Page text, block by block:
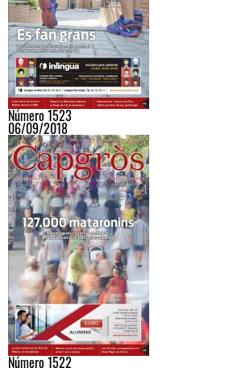
Número 1523
06/09/2018
Número 1522